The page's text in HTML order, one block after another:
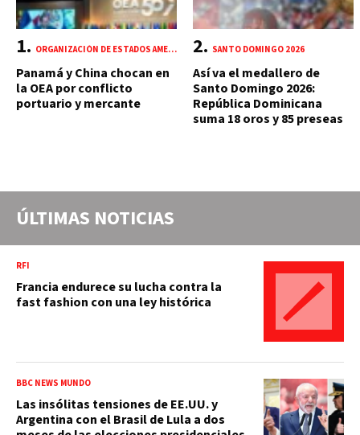
ORGANIZACIÓN DE ESTADOS AMERICANOS (OEA)
Panamá y China chocan en
la OEA por conflicto
portuario y mercante
SANTO DOMINGO 2026
Así va el medallero de
Santo Domingo 2026:
República Dominicana
suma 18 oros y 85 preseas
ÚLTIMAS NOTICIAS
RFI
Francia endurece su lucha contra la
fast fashion con una ley histórica
BBC NEWS MUNDO
Las insólitas tensiones de EE.UU. y
Argentina con el Brasil de Lula a dos